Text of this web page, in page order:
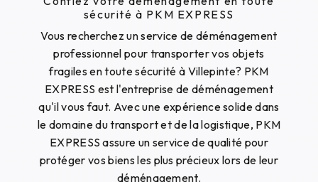
sécurité à PKM EXPRESS
Vous recherchez un service de déménagement
professionnel pour transporter vos objets
fragiles en toute sécurité à Villepinte? PKM
EXPRESS est l'entreprise de déménagement
qu'il vous faut. Avec une expérience solide dans
le domaine du transport et de la logistique, PKM
EXPRESS assure un service de qualité pour
protéger vos biens les plus précieux lors de leur
déménagement.